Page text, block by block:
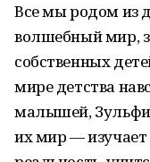
Все мы родом из
волшебный мир,
собственных
мире детства
малышей,
их мир —